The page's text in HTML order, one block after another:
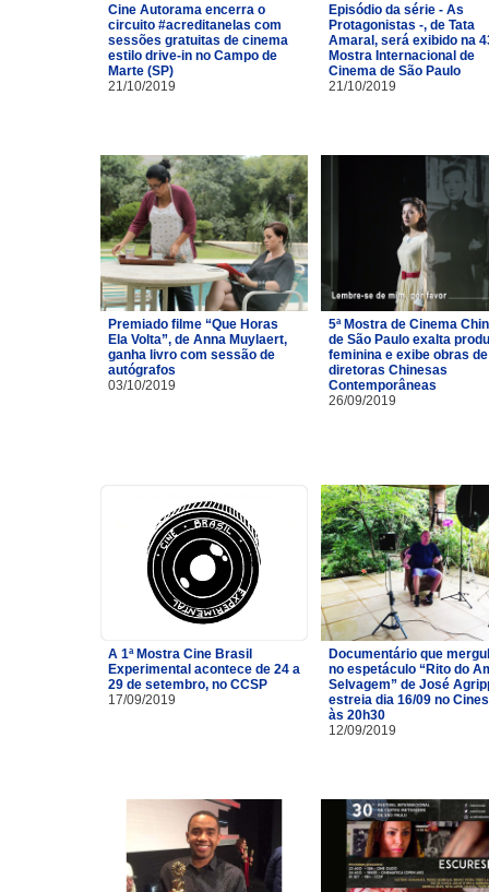
Cine Autorama encerra o
circuito #acreditanelas com
sessões gratuitas de cinema
estilo drive-in no Campo de
Marte (SP)
21/10/2019
Episódio da série - As
Protagonistas -, de Tata
Amaral, será exibido na
Mostra Internacional de
Cinema de São Paulo
21/10/2019
Premiado filme “Que Horas
Ela Volta”, de Anna Muylaert,
ganha livro com sessão de
autógrafos
03/10/2019
5ª Mostra de Cinema
de São Paulo exalta
feminina e exibe obras de
diretoras Chinesas
Contemporâneas
26/09/2019
A 1ª Mostra Cine Brasil
Experimental acontece de 24 a
29 de setembro, no CCSP
17/09/2019
Documentário que
no espetáculo “Rito do
Selvagem” de José
estreia dia 16/09 no
às 20h30
12/09/2019